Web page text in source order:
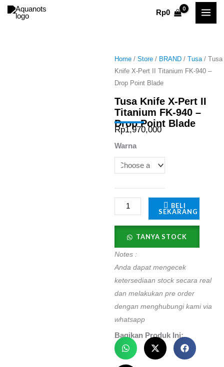
Skip
Rp0
Home /Store / BRAND /Tusa / Tusa
Knife X-Pert II Titanium FK-940 –
Drop Point Blade
Tusa Knife X-Pert II
Titanium FK-940 –
Drop Point Blade
Rp1,970,000
Warna
Tusa
Knife
X-
II
FK-
-
Drop
Point
Blade
quantity
BELI
SEKARANG
TANYA STOCK
Notes :
Anda dapat mengecek
ketersediaan stock secara real
dan melakukan pre order
dengan menghubungi kami via
whatsapp
Bagikan Produk Ini: